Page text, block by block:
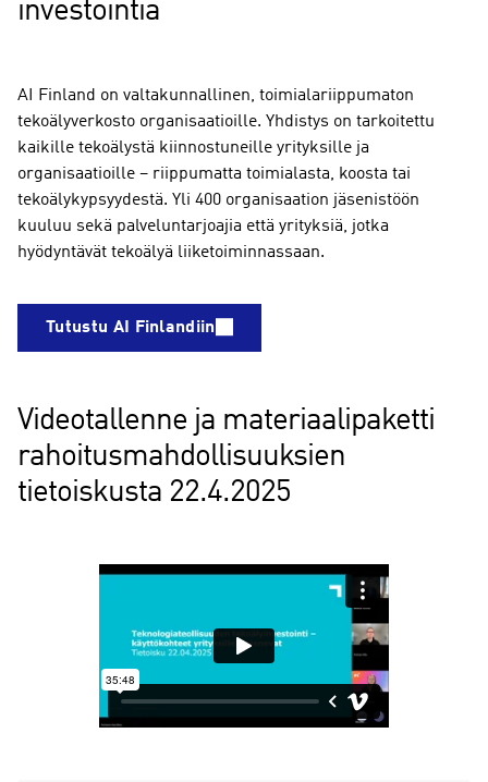
investointia
AI Finland on valtakunnallinen, toimialariippumaton
tekoälyverkosto organisaatioille. Yhdistys on tarkoitettu
kaikille tekoälystä kiinnostuneille yrityksille ja
organisaatioille – riippumatta toimialasta, koosta tai
tekoälykypsyydestä. Yli 400 organisaation jäsenistöön
kuuluu sekä palveluntarjoajia että yrityksiä, jotka
hyödyntävät tekoälyä liiketoiminnassaan.
Tutustu AI Finlandiin
Videotallenne ja materiaalipaketti
rahoitusmahdollisuuksien
tietoiskusta 22.4.2025